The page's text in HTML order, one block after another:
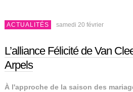
ACTUALITÉS samedi 20 février
L’alliance Félicité de Van
Arpels
À l'approche de la saison des